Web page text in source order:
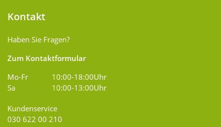
Kontakt
Haben Sie Fragen?
Zum Kontaktformular
Mo-Fr
10:00-18:00Uhr
Sa
10:00-13:00Uhr
Kundenservice
030 622 00 210